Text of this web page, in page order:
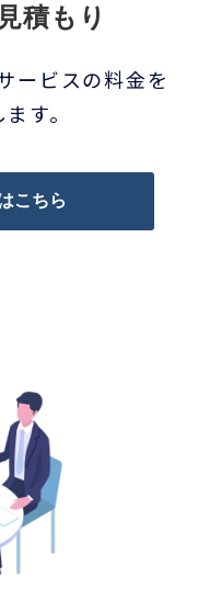
積もり
ービスの料金を
す。
こちら